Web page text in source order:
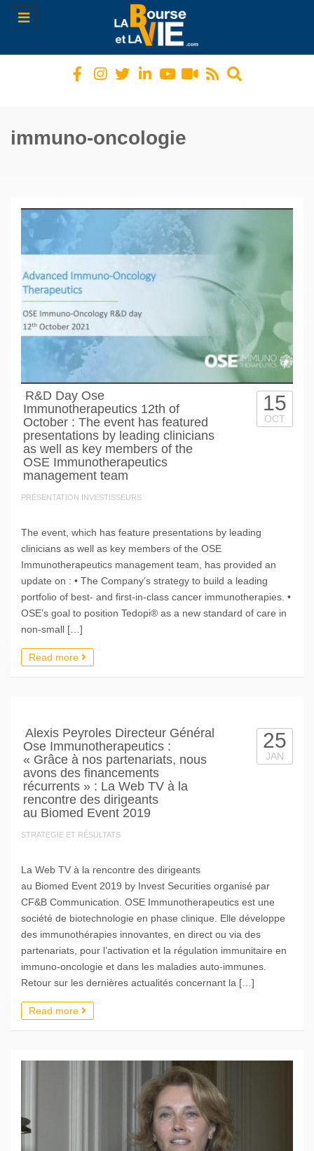
Toggle
navigation
immuno-oncologie
R&D Day Ose
Immunotherapeutics 12th of
October : The event has featured
presentations by leading clinicians
as well as key members of the
OSE Immunotherapeutics
management team
PRÉSENTATION INVESTISSEURS
15
OCT
The event, which has feature presentations by leading
clinicians as well as key members of the OSE
Immunotherapeutics management team, has provided an
update on : • The Company’s strategy to build a leading
portfolio of best- and first-in-class cancer immunotherapies. •
OSE’s goal to position Tedopi® as a new standard of care in
non-small […]
Read more
Alexis Peyroles Directeur Général
Ose Immunotherapeutics :
« Grâce à nos partenariats, nous
avons des financements
récurrents » : La Web TV à la
rencontre des dirigeants
au Biomed Event 2019
STRATEGIE ET RÉSULTATS
25
JAN
La Web TV à la rencontre des dirigeants
au Biomed Event 2019 by Invest Securities organisé par
CF&B Communication. OSE Immunotherapeutics est une
société de biotechnologie en phase clinique. Elle développe
des immunothérapies innovantes, en direct ou via des
partenariats, pour l’activation et la régulation immunitaire en
immuno-oncologie et dans les maladies auto-immunes.
Retour sur les dernières actualités concernant la […]
Read more